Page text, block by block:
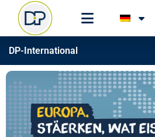
DP-International